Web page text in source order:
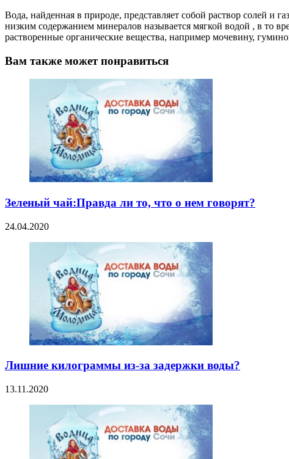
Вода, найденная в природе, представляет собой раствор солей и
низким содержанием минералов называется мягкой водой , в то
растворенные органические вещества, например мочевину,
Вам также может понравиться
Зеленый чай:Правда ли то, что о нем говорят?
24.04.2020
Лишние килограммы из-за задержки воды?
13.11.2020